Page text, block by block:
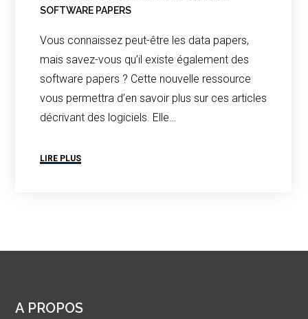
SOFTWARE PAPERS
Vous connaissez peut-être les data papers,
mais savez-vous qu’il existe également des
software papers ? Cette nouvelle ressource
vous permettra d’en savoir plus sur ces articles
décrivant des logiciels. Elle…
LIRE PLUS
A PROPOS